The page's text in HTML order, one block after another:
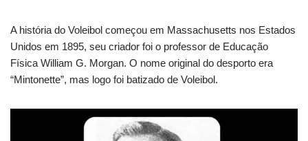
A história do Voleibol começou em Massachusetts nos Estados
Unidos em 1895, seu criador foi o professor de Educação
Física William G. Morgan. O nome original do desporto era
“Mintonette”, mas logo foi batizado de Voleibol.